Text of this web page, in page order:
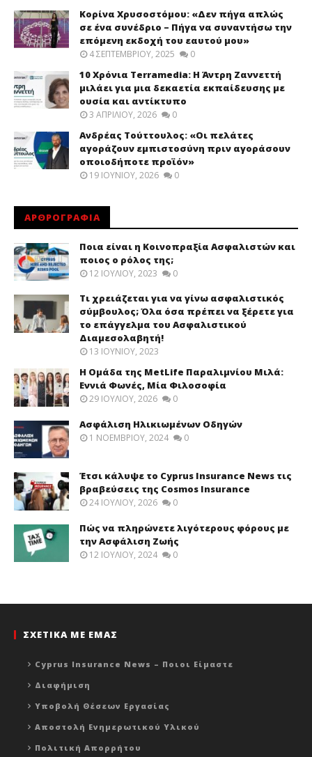
Κορίνα Χρυσοστόμου: «Δεν πήγα απλώς
σε ένα συνέδριο – Πήγα να συναντήσω την
επόμενη εκδοχή του εαυτού μου»
4 ΣΕΠΤΕΜΒΡΊΟΥ, 2025 0
10 Χρόνια Terramedia: Η Άντρη Ζαννεττή
μιλάει για μια δεκαετία εκπαίδευσης με
ουσία και αντίκτυπο
3 ΑΠΡΙΛΊΟΥ, 2026 0
Ανδρέας Τούττουλος: «Οι πελάτες
αγοράζουν εμπιστοσύνη πριν αγοράσουν
οποιοδήποτε προϊόν»
19 ΙΟΥΝΊΟΥ, 2026 0
ΑΡΘΡΟΓΡΑΦΙΑ
Ποια είναι η Κοινοπραξία Ασφαλιστών και
ποιος ο ρόλος της;
12 ΙΟΥΛΊΟΥ, 2023 0
Τι χρειάζεται για να γίνω ασφαλιστικός
σύμβουλος; Όλα όσα πρέπει να ξέρετε για
το επάγγελμα του Ασφαλιστικού
Διαμεσολαβητή!
13 ΙΟΥΝΊΟΥ, 2023
Η Ομάδα της MetLife Παραλιμνίου Μιλά:
Εννιά Φωνές, Μία Φιλοσοφία
29 ΙΟΥΛΊΟΥ, 2026 0
Ασφάλιση Ηλικιωμένων Οδηγών
1 ΝΟΕΜΒΡΊΟΥ, 2024 0
Έτσι κάλυψε το Cyprus Insurance News τις
βραβεύσεις της Cosmos Insurance
24 ΙΟΥΛΊΟΥ, 2026 0
Πώς να πληρώνετε λιγότερους φόρους με
την Ασφάλιση Ζωής
12 ΙΟΥΛΊΟΥ, 2024 0
ΣΧΕΤΙΚΑ ΜΕ ΕΜΑΣ
Cyprus Insurance News – Ποιοι Είμαστε
Διαφήμιση
Υποβολή Θέσεων Εργασίας
Αποστολή Ενημερωτικού Υλικού
Πολιτική Απορρήτου